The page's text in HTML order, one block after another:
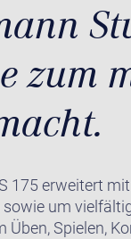
zum
175 erweitert
um
Spielen,